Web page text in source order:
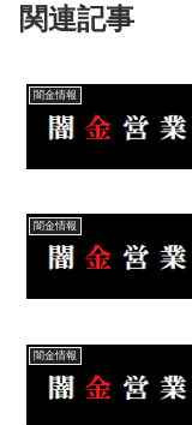
関連記事
闇金情報
闇金情報
闇金情報